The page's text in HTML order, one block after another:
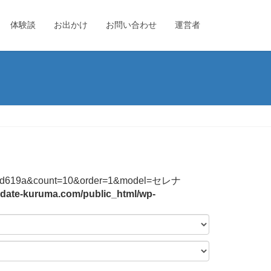
体験談 お出かけ お問い合わせ 運営者
セレナ
kuruma.com/public_html/wp-